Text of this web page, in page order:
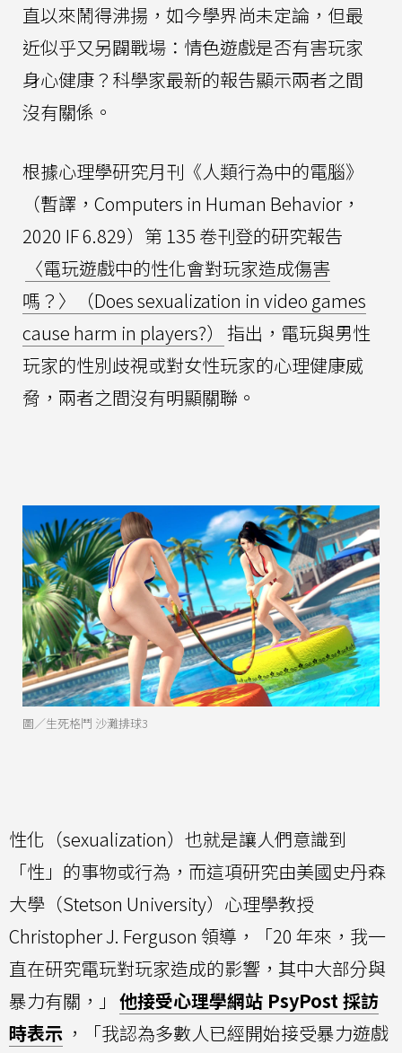
直以來鬧得沸揚，如今學界尚未定論，但最
近似乎又另闢戰場：情色遊戲是否有害玩家
身心健康？科學家最新的報告顯示兩者之間
沒有關係。
根據心理學研究月刊《人類行為中的電腦》
（暫譯，Computers in Human Behavior，
2020 IF 6.829）第 135 卷刊登的研究報告
〈電玩遊戲中的性化會對玩家造成傷害
嗎？〉（Does sexualization in video games
cause harm in players?） 指出，電玩與男性
玩家的性別歧視或對女性玩家的心理健康威
脅，兩者之間沒有明顯關聯。
圖／生死格鬥 沙灘排球3
性化（sexualization）也就是讓人們意識到
「性」的事物或行為，而這項研究由美國史丹森
大學（Stetson University）心理學教授
Christopher J. Ferguson 領導，「20 年來，我一
直在研究電玩對玩家造成的影響，其中大部分與
暴力有關，」 他接受心理學網站 PsyPost 採訪
時表示 ，「我認為多數人已經開始接受暴力遊戲